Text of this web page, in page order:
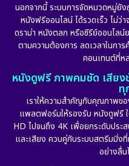
นอกจากนี้ ระบบการจัดหมวดหมู่ยัง
หนังฟรีออนไลน์ ได้รวดเร็ว ไม่ว่
ดราม่า หนังตลก หรือซีรีย์ออนไล
ตามความต้องการ ลดเวลาในกา
คอนเทนต์ที่ห
หนังดูฟรี ภาพคมชัด เสีย
ทุ
เราให้ความสำคัญกับคุณภาพข
แพลตฟอร์มให้รองรับ หนังดูฟรี
HD ไปจนถึง 4K เพื่อยกระดับปร
และเสียง ควบคู่กับระบบสตรีมมิ่ง
อย่างลื่น